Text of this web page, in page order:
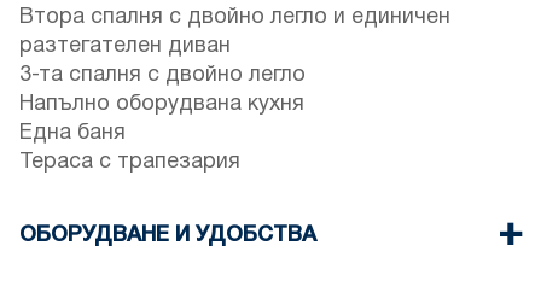
Втора спалня с двойно легло и единичен
разтегателен диван
3-та спалня с двойно легло
Напълно оборудвана кухня
Една баня
Тераса с трапезария
ОБОРУДВАНЕ И УДОБСТВА